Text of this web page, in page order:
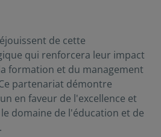
de cette
qui renforcera leur impact
formation et du management
partenariat démontre
en faveur de l'excellence et
domaine de l'éducation et de